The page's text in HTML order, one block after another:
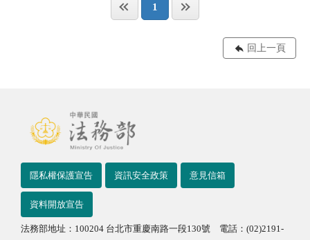
1
回上一頁
隱私權保護宣告 資訊安全政策 意見信箱
資料開放宣告
法務部地址：100204 台北市重慶南路一段130號 電話：(02)2191-